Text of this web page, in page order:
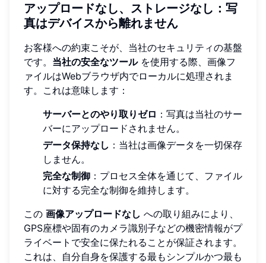
アップロードなし、ストレージなし：写
真はデバイスから離れません
お客様への約束こそが、当社のセキュリティの基盤
です。 当社の安全なツールを使用する際、画像フ
ァイルはWebブラウザ内でローカルに処理されま
す。これは意味します：
サーバーとのやり取りゼロ ：写真は当社のサー
バーにアップロードされません。
データ保持なし ：当社は画像データを一切保存
しません。
完全な制御 ：プロセス全体を通じて、ファイル
に対する完全な制御を維持します。
この 画像アップロードなし への取り組みにより、
GPS座標や固有のカメラ識別子などの機密情報がプ
ライベートで安全に保たれることが保証されます。
これは、自分自身を保護する最もシンプルかつ最も